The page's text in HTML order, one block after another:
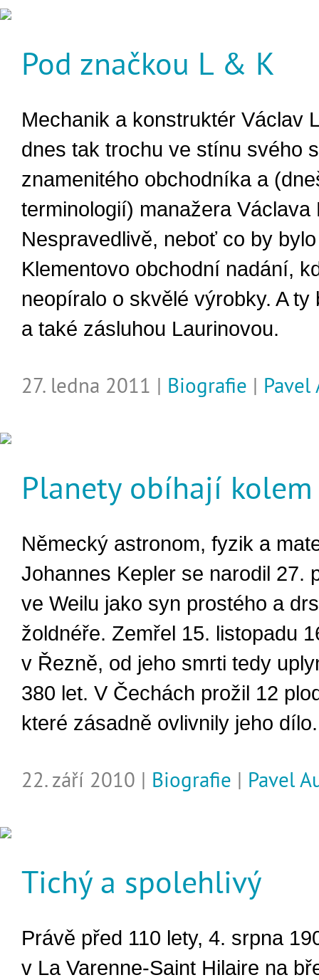
Pod značkou L & K
Mechanik a konstruktér Václav
dnes tak trochu ve stínu svého
znamenitého obchodníka a
terminologií) manažera Václava
Nespravedlivě, neboť co by
Klementovo obchodní nadání,
neopíralo o skvělé výrobky. A ty
a také zásluhou Laurinovou.
27. ledna 2011 | Biografie | Pavel
Planety obíhají
Německý astronom, fyzik a
Johannes Kepler se narodil 27.
ve Weilu jako syn prostého a
žoldnéře. Zemřel 15. listopadu
v Řezně, od jeho smrti tedy
380 let. V Čechách prožil 12
které zásadně ovlivnily jeho dílo.
22. září 2010 | Biografie | Pavel
Tichý a spolehlivý
Právě před 110 lety, 4. srpna
v La Varenne-Saint Hilaire na